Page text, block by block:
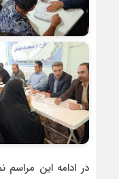
در ادامه این مراسم